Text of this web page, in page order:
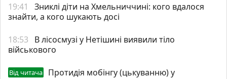
19:41
Зниклі діти на Хмельниччині: кого вдалося
знайти, а кого шукають досі
18:53
В лісосмузі у Нетішині виявили тіло
військового
Від читача
Протидія мобінгу (цькуванню) у